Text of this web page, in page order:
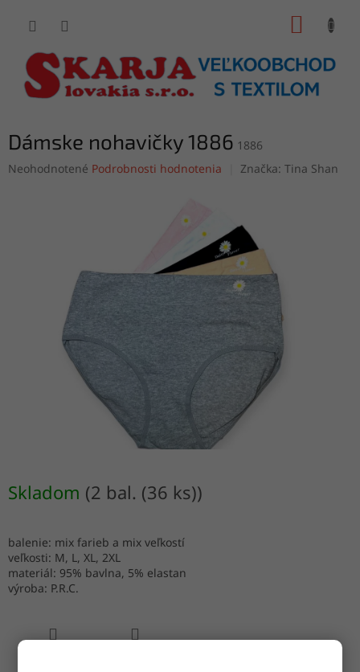
Dámske nohavičky 1886 1886
Priemerné
Neohodnotené Podrobnosti hodnotenia Značka: Tina Shan
Skladom (2 bal. (36 ks))
balenie: mix farieb a mix veľkostí
veľkosti: M, L, XL, 2XL
materiál: 95% bavlna, 5% elastan
výroba: P.R.C.